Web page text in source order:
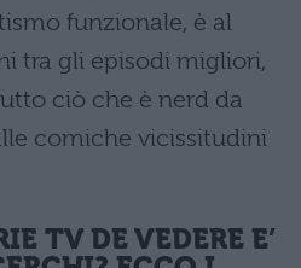
funzionale, è al
tra gli episodi migliori,
ciò che è nerd da
comiche vicissitudini
TV DE VEDERE E’